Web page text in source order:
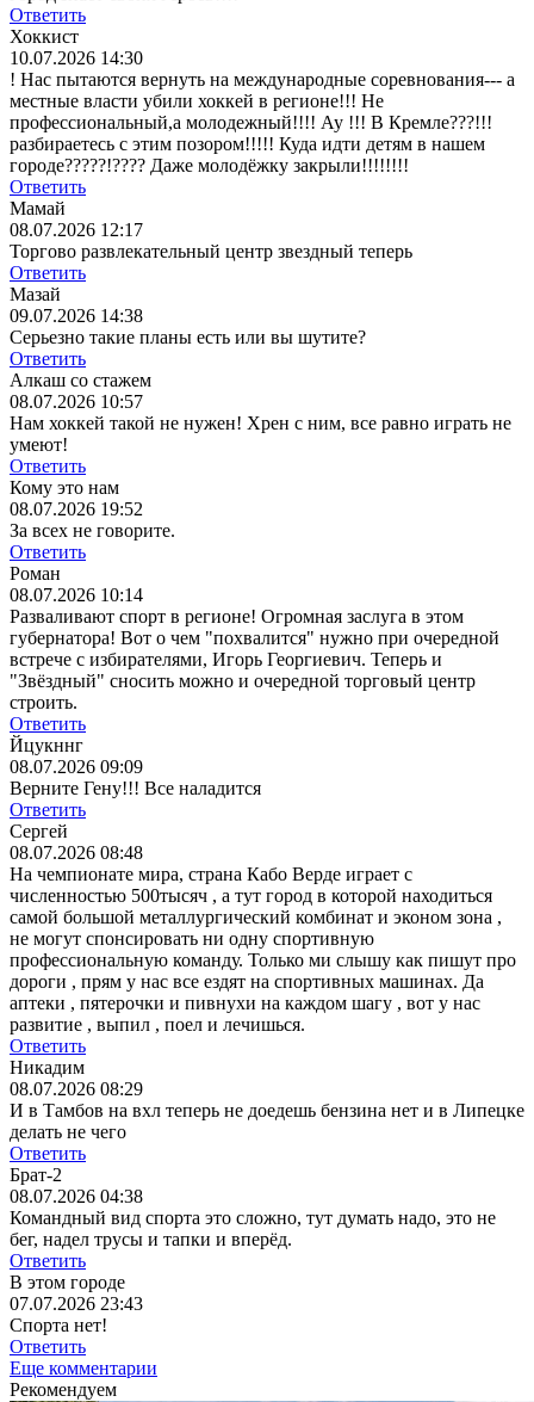
Ответить
Хоккист
10.07.2026 14:30
! Нас пытаются вернуть на международные соревнования--- а
местные власти убили хоккей в регионе!!! Не
профессиональный,а молодежный!!!! Ау !!! В Кремле???!!!
разбираетесь с этим позором!!!!! Куда идти детям в нашем
городе?????!???? Даже молодёжку закрыли!!!!!!!!
Ответить
Мамай
08.07.2026 12:17
Торгово развлекательный центр звездный теперь
Ответить
Мазай
09.07.2026 14:38
Серьезно такие планы есть или вы шутите?
Ответить
Алкаш со стажем
08.07.2026 10:57
Нам хоккей такой не нужен! Хрен с ним, все равно играть не
умеют!
Ответить
Кому это нам
08.07.2026 19:52
За всех не говорите.
Ответить
Роман
08.07.2026 10:14
Разваливают спорт в регионе! Огромная заслуга в этом
губернатора! Вот о чем "похвалится" нужно при очередной
встрече с избирателями, Игорь Георгиевич. Теперь и
"Звёздный" сносить можно и очередной торговый центр
строить.
Ответить
Йцукннг
08.07.2026 09:09
Верните Гену!!! Все наладится
Ответить
Сергей
08.07.2026 08:48
На чемпионате мира, страна Кабо Верде играет с
численностью 500тысяч , а тут город в которой находиться
самой большой металлургический комбинат и эконом зона ,
не могут спонсировать ни одну спортивную
профессиональную команду. Только ми слышу как пишут про
дороги , прям у нас все ездят на спортивных машинах. Да
аптеки , пятерочки и пивнухи на каждом шагу , вот у нас
развитие , выпил , поел и лечишься.
Ответить
Никадим
08.07.2026 08:29
И в Тамбов на вхл теперь не доедешь бензина нет и в Липецке
делать не чего
Ответить
Брат-2
08.07.2026 04:38
Командный вид спорта это сложно, тут думать надо, это не
бег, надел трусы и тапки и вперёд.
Ответить
В этом городе
07.07.2026 23:43
Спорта нет!
Ответить
Еще комментарии
Рекомендуем